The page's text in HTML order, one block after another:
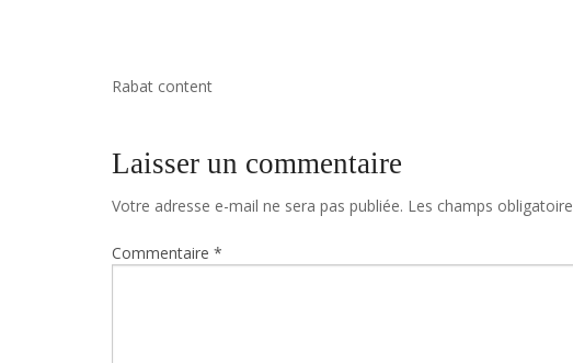
Rabat content
Laisser un commentaire
Votre adresse e-mail ne sera pas publiée. Les champs
Commentaire *